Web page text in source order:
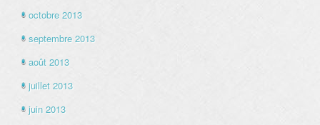
octobre 2013
septembre 2013
août 2013
juillet 2013
juin 2013